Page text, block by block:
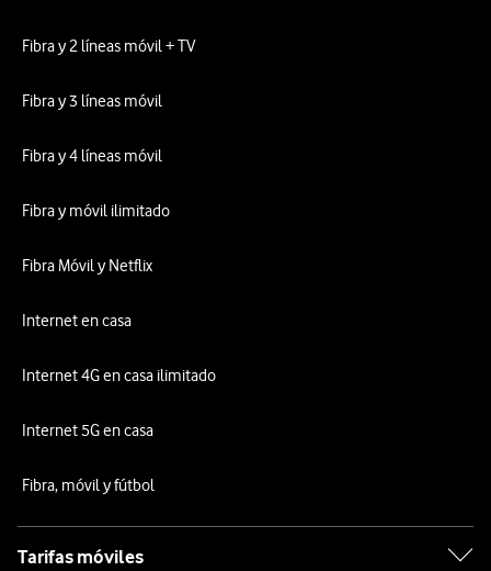
Fibra y 2 líneas móvil + TV
Fibra y 3 líneas móvil
Fibra y 4 líneas móvil
Fibra y móvil ilimitado
Fibra Móvil y Netflix
Internet en casa
Internet 4G en casa ilimitado
Internet 5G en casa
Fibra, móvil y fútbol
Tarifas móviles